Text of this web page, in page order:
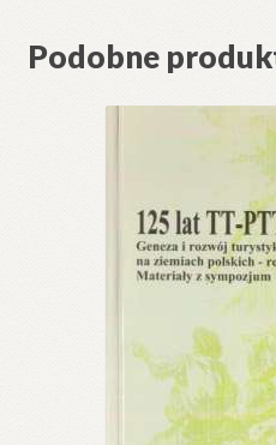
Podobne